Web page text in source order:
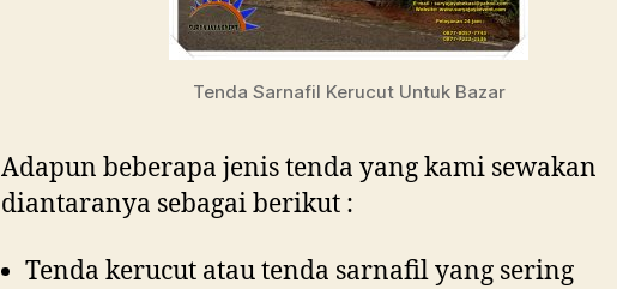
Tenda Sarnafil Kerucut Untuk Bazar
Adapun beberapa jenis tenda yang kami sewakan
diantaranya sebagai berikut :
Tenda kerucut atau tenda sarnafil yang sering